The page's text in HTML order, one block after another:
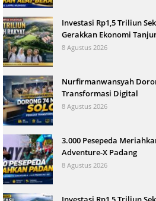
Investasi Rp1,5 Triliun
Gerakkan Ekonomi
8 Agustus 2026
Nurfirmanwansyah
Transformasi Digital
8 Agustus 2026
3.000 Pesepeda
Adventure-X Padang
8 Agustus 2026